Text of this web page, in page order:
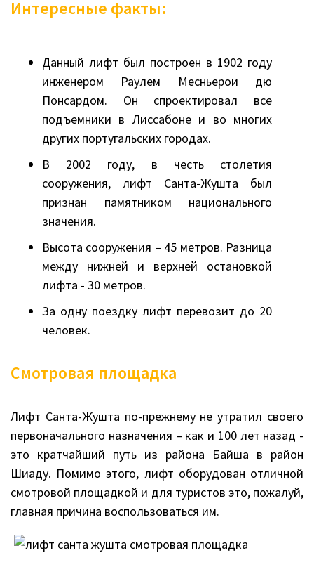
Интересные факты:
Данный лифт был построен в 1902 году
инженером Раулем Месньерои дю
Понсардом. Он спроектировал все
подъемники в Лиссабоне и во многих
других португальских городах.
В 2002 году, в честь столетия
сооружения, лифт Санта-Жушта был
признан памятником национального
значения.
Высота сооружения – 45 метров. Разница
между нижней и верхней остановкой
лифта - 30 метров.
За одну поездку лифт перевозит до 20
человек.
Смотровая площадка
Лифт Санта-Жушта по-прежнему не утратил своего
первоначального назначения – как и 100 лет назад -
это кратчайший путь из района Байша в район
Шиаду. Помимо этого, лифт оборудован отличной
смотровой площадкой и для туристов это, пожалуй,
главная причина воспользоваться им.